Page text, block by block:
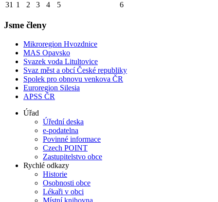
31 1 2 3 4 5 6
Jsme členy
Mikroregion Hvozdnice
MAS Opavsko
Svazek voda Litultovice
Svaz měst a obcí České republiky
Spolek pro obnovu venkova ČR
Euroregion Silesia
APSS ČR
Úřad
Úřední deska
e-podatelna
Povinné informace
Czech POINT
Zastupitelstvo obce
Rychlé odkazy
Historie
Osobnosti obce
Lékaři v obci
Místní knihovna